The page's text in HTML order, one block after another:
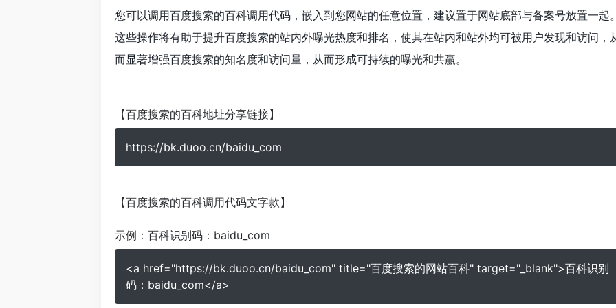
您可以调用百度搜索的百科调用代码，嵌入到您网站的任意位置，建议置于网站底部与备案号放置一起
这些操作将有助于提升百度搜索的站内外曝光热度和排名，使其在站内和站外均可被用户发现和访问，
而显著增强百度搜索的知名度和访问量，从而形成可持续的曝光和共赢。
【百度搜索的百科地址分享链接】
https://bk.duoo.cn/baidu_com
【百度搜索的百科调用代码文字款】
示例： 百科识别码：baidu_com
<a href="https://bk.duoo.cn/baidu_com" title="百度搜索的网站百科" target="_blank">百科识别
码：baidu_com</a>